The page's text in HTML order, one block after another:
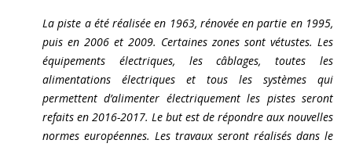
La piste a été réalisée en 1963, rénovée en partie en 1995,
puis en 2006 et 2009. Certaines zones sont vétustes. Les
équipements électriques, les câblages, toutes les
alimentations électriques et tous les systèmes qui
permettent d’alimenter électriquement les pistes seront
refaits en 2016-2017. Le but est de répondre aux nouvelles
normes européennes. Les travaux seront réalisés dans le